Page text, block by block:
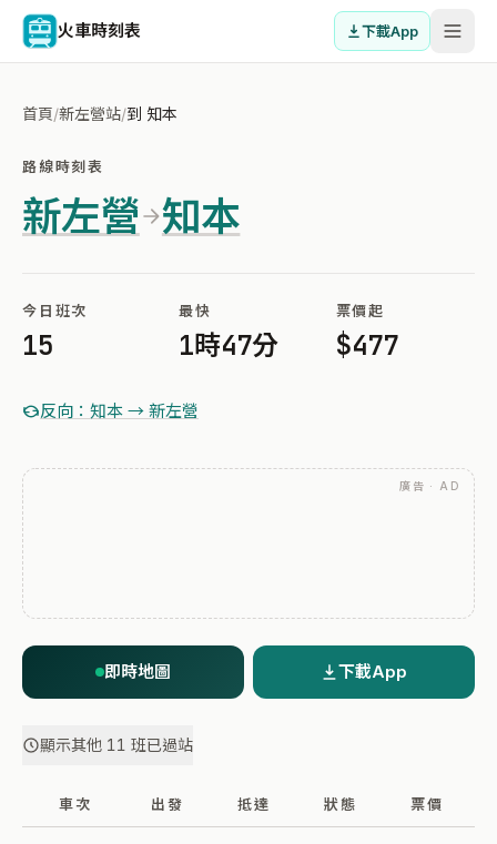
火車時刻表 下載App
首頁/新左營站/到 知本
路線時刻表
新左營 知本
今日班次
15
最快
1時47分
票價起
$477
反向：知本 → 新左營
廣告 · AD
即時地圖 下載App
顯示其他 11 班已過站
車次 出發 抵達 狀態 票價